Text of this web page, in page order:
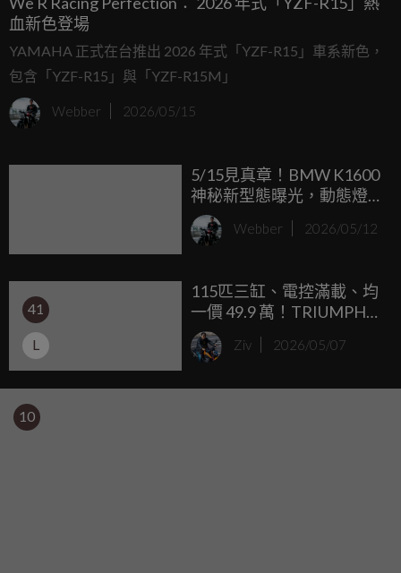
血新色登場
YAMAHA 正式在台推出 2026 年式「YZF-R15」車系新色，
包含「YZF-R15」與「YZF-R15M」
Webber 2026/05/15
5/15見真章！BMW K1600
神秘新型態曝光，動態燈
組低趴身姿霸氣預告
Webber 2026/05/12
41
L
115匹三缸、電控滿載、均
一價 49.9 萬！TRIUMPH
Trident 800 / Tiger Sport
800 正式登台
Ziv 2026/05/07
10